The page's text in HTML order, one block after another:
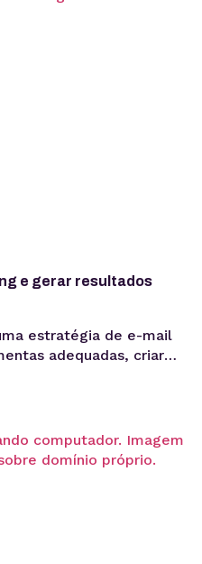
e gerar resultados
estratégia de e-mail
adequadas, criar
e CTR para evoluir
uma das
para empresas que